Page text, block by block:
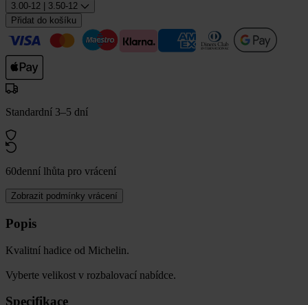
3.00-12 | 3.50-12
Přidat do košíku
Standardní 3–5 dní
60denní lhůta pro vrácení
Zobrazit podmínky vrácení
Popis
Kvalitní hadice od Michelin.
Vyberte velikost v rozbalovací nabídce.
Specifikace